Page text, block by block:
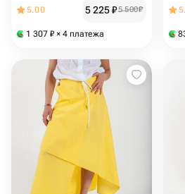
5.00 5 225₽5 500₽
1 307 ₽ × 4 платежа